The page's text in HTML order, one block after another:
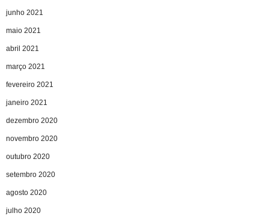
junho 2021
maio 2021
abril 2021
março 2021
fevereiro 2021
janeiro 2021
dezembro 2020
novembro 2020
outubro 2020
setembro 2020
agosto 2020
julho 2020